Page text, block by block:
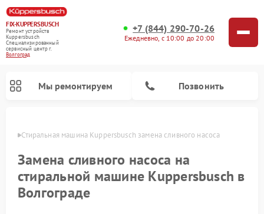
FIX-KUPPERSBUSCH
Ремонт устройств
Kuppersbusch
Специализированный
cервисный центр г.
Волгоград
+7 (844) 290-70-26
Ежедневно, с 10:00 до 20:00
Мы ремонтируем Позвонить
Стиральная машина Kuppersbusch замена сливного насоса
Замена сливного насоса на
стиральной машине Kuppersbusch в
Волгограде